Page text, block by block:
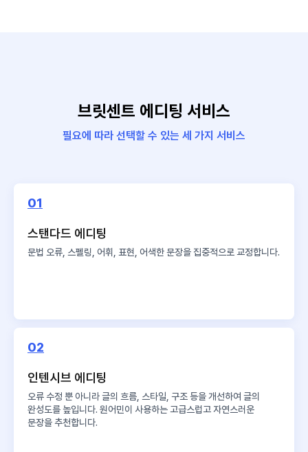
브릿센트 에디팅 서비스
필요에 따라 선택할 수 있는 세 가지 서비스
01
스탠다드 에디팅
문법 오류, 스펠링, 어휘, 표현, 어색한 문장을 집중적으로 교정합니다.
02
인텐시브 에디팅
오류 수정 뿐 아니라 글의 흐름, 스타일, 구조 등을 개선하여 글의
완성도를 높입니다. 원어민이 사용하는 고급스럽고 자연스러운
문장을 추천합니다.